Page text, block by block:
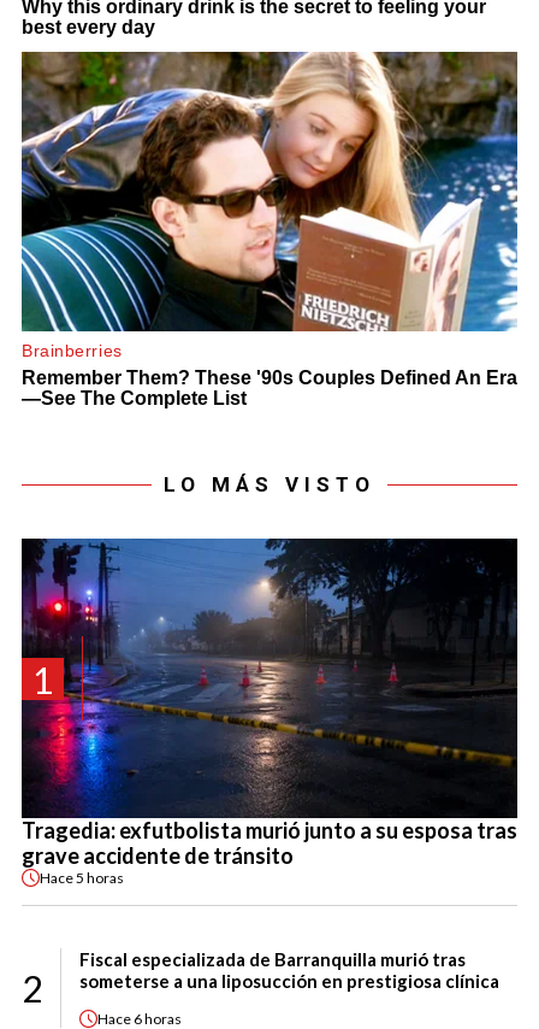
LO MÁS VISTO
1
Tragedia: exfutbolista murió junto a su esposa tras
grave accidente de tránsito
Hace5 horas
2
Fiscal especializada de Barranquilla murió tras
someterse a una liposucción en prestigiosa clínica
Hace 6 horas